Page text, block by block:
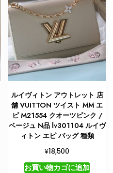
ルイヴィトン アウトレット 店
舗 VUITTON ツイスト MM エ
ピ M21554 クオーツピンク /
ベージュ N品 lv301104 ルイヴ
ィトン エピ バッグ 種類
¥18,500
お買い物カゴに追加